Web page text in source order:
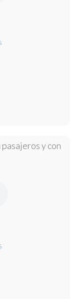
y con